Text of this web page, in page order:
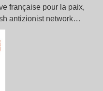
française pour la paix,
antizionist network…